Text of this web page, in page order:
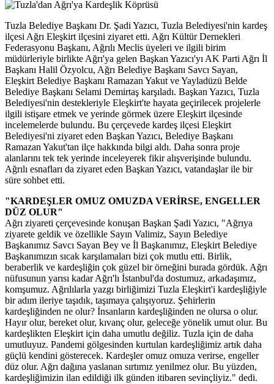
Tuzla Belediye Başkanı Dr. Şadi Yazıcı, Tuzla Belediyesi'nin kardeş
ilçesi Ağrı Eleşkirt ilçesini ziyaret etti. Ağrı Kültür Dernekleri
Federasyonu Başkanı, Ağrılı Meclis üyeleri ve ilgili birim
müdürleriyle birlikte Ağrı'ya gelen Başkan Yazıcı'yı AK Parti Ağrı İl
Başkanı Halil Özyolcu, Ağrı Belediye Başkanı Savcı Sayan,
Eleşkirt Belediye Başkanı Ramazan Yakut ve Yayladüzü Belde
Belediye Başkanı Selami Demirtaş karşıladı. Başkan Yazıcı, Tuzla
Belediyesi'nin destekleriyle Eleşkirt'te hayata geçirilecek projelerle
ilgili istişare etmek ve yerinde görmek üzere Eleşkirt ilçesinde
incelemelerde bulundu. Bu çerçevede kardeş ilçesi Eleşkirt
Belediyesi'ni ziyaret eden Başkan Yazıcı, Belediye Başkanı
Ramazan Yakut'tan ilçe hakkında bilgi aldı. Daha sonra proje
alanlarını tek tek yerinde inceleyerek fikir alışverişinde bulundu.
Ağrılı esnafları da ziyaret eden Başkan Yazıcı, vatandaşlar ile bir
süre sohbet etti.
"KARDEŞLER OMUZ OMUZDA VERİRSE, ENGELLER
DÜZ OLUR"
Ağrı ziyareti çerçevesinde konuşan Başkan Şadi Yazıcı, "Ağrıya
ziyarete geldik ve özellikle Sayın Valimiz, Sayın Belediye
Başkanımız Savcı Sayan Bey ve İl Başkanımız, Eleşkirt Belediye
Başkanımızın sıcak karşılamaları bizi çok mutlu etti. Birlik,
beraberlik ve kardeşliğin çok güzel bir örneğini burada gördük. Ağrı
nüfusunun yarısı kadar Ağrı'lı İstanbul'da dostumuz, arkadaşımız,
komşumuz. Ağrılılarla yazgı birliğimizi Tuzla Eleşkirt'i kardeşliğiyle
bir adım ileriye taşıdık, taşımaya çalışıyoruz. Şehirlerin
kardeşliğinden ne olur? İnsanların kardeşliğinden ne olursa o olur.
Hayır olur, bereket olur, kıvanç olur, geleceğe yönelik umut olur. Bu
kardeşlikten Eleşkirt için daha umutlu değiliz. Tuzla için de daha
umutluyuz. Pandemi gölgesinden kurtulan kardeşliğimiz artık daha
güçlü kendini gösterecek. Kardeşler omuz omuza verirse, engeller
düz olur. Ağrı dağına yaslanan sırtımız yenilmez olur. Bu yüzden,
kardeşliğimizin ilan edildiği ilk günden itibaren sevinçliyiz." dedi.